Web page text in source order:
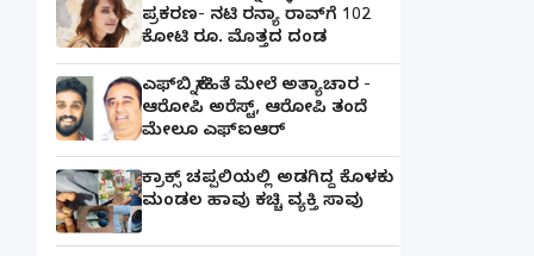
ಪ್ರಕರಣ- ನಟಿ ರನ್ಯಾ ರಾವ್‌ಗೆ 102
ಕೋಟಿ ರೂ. ಮೊತ್ತದ ದಂಡ
ಎಫ್‌ಬಿ ಸ್ನೇಹಿತೆ ಮೇಲೆ ಅತ್ಯಾಚಾರ -
ಆರೋಪಿ ಅರೆಸ್ಟ್, ಆರೋಪಿ ತಂದೆ
ಮೇಲೂ ಎಫ್ಐಆರ್
ಕ್ರಾಕ್ಸ್ ಚಪ್ಪಲಿಯಲ್ಲಿ ಅಡಗಿದ್ದ ಕೊಳಕು
ಮಂಡಲ ಹಾವು ಕಚ್ಚಿ ವ್ಯಕ್ತಿ ಸಾವು